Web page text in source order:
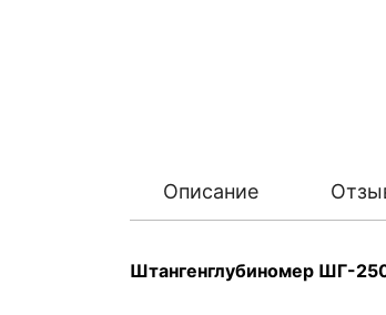
Описание
Штангенглубиномер ШГ-